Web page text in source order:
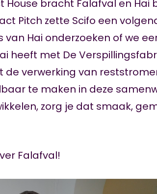
House bracht Falafval en Hai
Pitch zette Scifo een
Hai onderzoeken of we
heeft met De
verwerking van
te maken in deze
zorg je dat smaak,
Falafval!